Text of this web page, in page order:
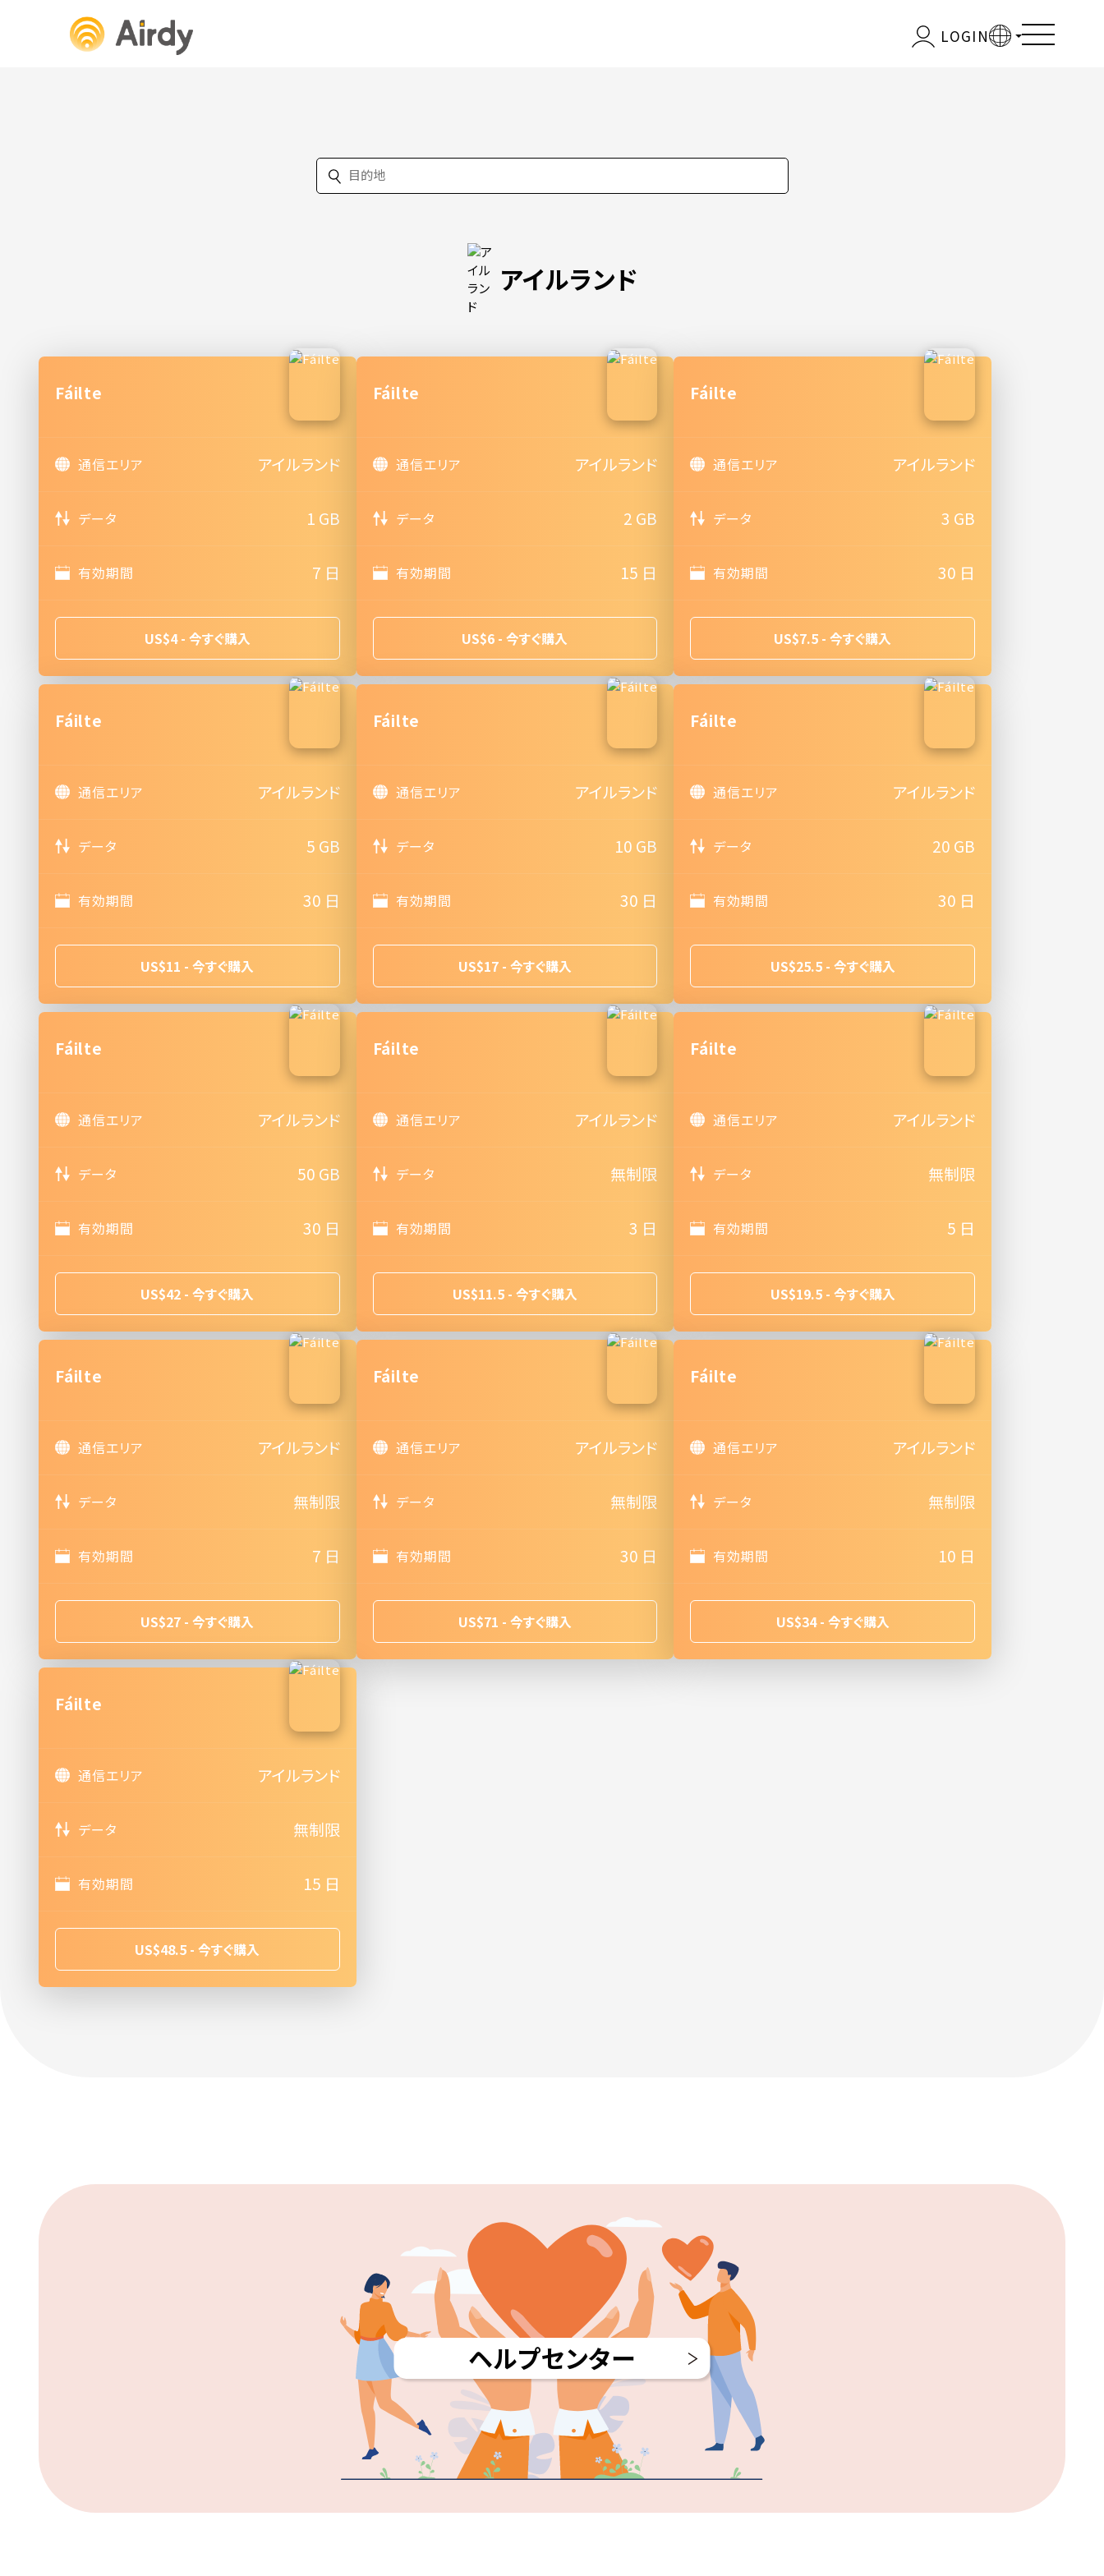
アイルランド
Fáilte
通信エリア アイルランド
データ 1 GB
有効期間 7 日
US$4 - 今すぐ購入
Fáilte
通信エリア アイルランド
データ 2 GB
有効期間 15 日
US$6 - 今すぐ購入
Fáilte
通信エリア アイルランド
データ 3 GB
有効期間 30 日
US$7.5 - 今すぐ購入
Fáilte
通信エリア アイルランド
データ 5 GB
有効期間 30 日
US$11 - 今すぐ購入
Fáilte
通信エリア アイルランド
データ 10 GB
有効期間 30 日
US$17 - 今すぐ購入
Fáilte
通信エリア アイルランド
データ 20 GB
有効期間 30 日
US$25.5 - 今すぐ購入
Fáilte
通信エリア アイルランド
データ 50 GB
有効期間 30 日
US$42 - 今すぐ購入
Fáilte
通信エリア アイルランド
データ 無制限
有効期間 3 日
US$11.5 - 今すぐ購入
Fáilte
通信エリア アイルランド
データ 無制限
有効期間 5 日
US$19.5 - 今すぐ購入
Fáilte
通信エリア アイルランド
データ 無制限
有効期間 7 日
US$27 - 今すぐ購入
Fáilte
通信エリア アイルランド
データ 無制限
有効期間 30 日
US$71 - 今すぐ購入
Fáilte
通信エリア アイルランド
データ 無制限
有効期間 10 日
US$34 - 今すぐ購入
Fáilte
通信エリア アイルランド
データ 無制限
有効期間 15 日
US$48.5 - 今すぐ購入
ヘルプセンター